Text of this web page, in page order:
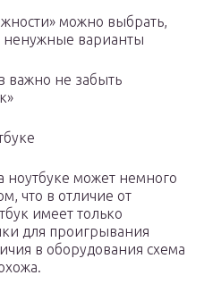
можно выбрать,
ненужные варианты
важно не забыть
ноутбуке может немного
что в отличие от
имеет только
для проигрывания
в оборудования схема